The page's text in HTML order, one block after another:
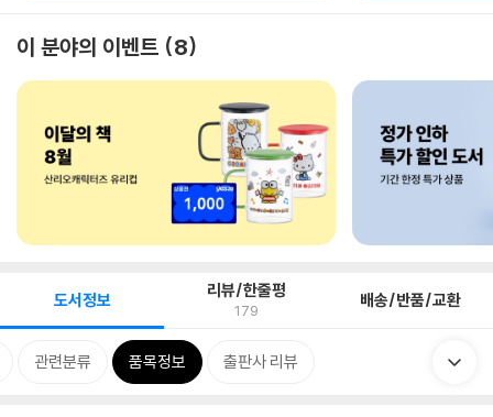
이 분야의 이벤트 8
도서정보 리뷰/한줄평
179 배송/반품/교환
관련분류 품목정보 출판사 리뷰